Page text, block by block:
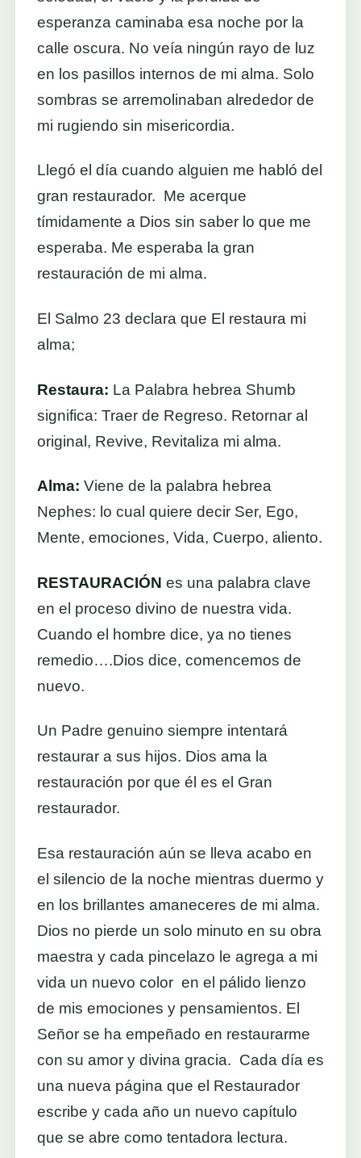
esperanza caminaba esa noche por la
calle oscura. No veía ningún rayo de luz
en los pasillos internos de mi alma. Solo
sombras se arremolinaban alrededor de
mi rugiendo sin misericordia.
Llegó el día cuando alguien me habló del
gran restaurador. Me acerque
tímidamente a Dios sin saber lo que me
esperaba. Me esperaba la gran
restauración de mi alma.
El Salmo 23 declara que El restaura mi
alma;
Restaura: La Palabra hebrea Shumb
significa: Traer de Regreso. Retornar al
original, Revive, Revitaliza mi alma.
Alma: Viene de la palabra hebrea
Nephes: lo cual quiere decir Ser, Ego,
Mente, emociones, Vida, Cuerpo, aliento.
RESTAURACIÓN es una palabra clave
en el proceso divino de nuestra vida.
Cuando el hombre dice, ya no tienes
remedio….Dios dice, comencemos de
nuevo.
Un Padre genuino siempre intentará
restaurar a sus hijos. Dios ama la
restauración por que él es el Gran
restaurador.
Esa restauración aún se lleva acabo en
el silencio de la noche mientras duermo y
en los brillantes amaneceres de mi alma.
Dios no pierde un solo minuto en su obra
maestra y cada pincelazo le agrega a mi
vida un nuevo color en el pálido lienzo
de mis emociones y pensamientos. El
Señor se ha empeñado en restaurarme
con su amor y divina gracia. Cada día es
una nueva página que el Restaurador
escribe y cada año un nuevo capítulo
que se abre como tentadora lectura.